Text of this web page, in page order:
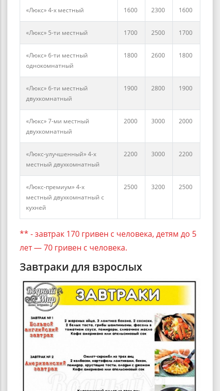
«Люкс» 4-х местный 1600 2300 1600
«Люкс» 5-ти местный 1700 2500 1700
«Люкс» 6-ти местный
однокомнатный
1800 2600 1800
«Люкс» 6-ти местный
двухкомнатный
1900 2800 1900
«Люкс» 7-ми местный
двухкомнатный
2000 3000 2000
«Люкс-улучшенный» 4-х
местный двухкомнатный
2200 3000 2200
«Люкс-премиум» 4-х
местный двухкомнатный с
кухней
2500 3200 2500
** - завтрак 170 гривен с человека, детям до 5
лет — 70 гривен с человека.
Завтраки для взрослых